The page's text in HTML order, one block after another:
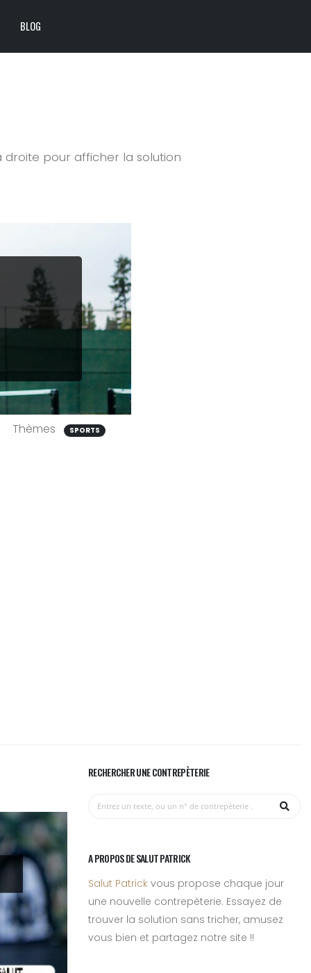
BLOG
droite pour afficher la solution
Thèmes SPORTS
RECHERCHER UNE CONTREPÈTERIE
A PROPOS DE SALUT PATRICK
Salut Patrick vous propose chaque jour
une nouvelle contrepèterie. Essayez de
trouver la solution sans tricher, amusez
vous bien et partagez notre site !!